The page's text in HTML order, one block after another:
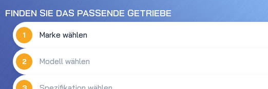
FINDEN SIE DAS PASSENDE GETRIEBE
1
2